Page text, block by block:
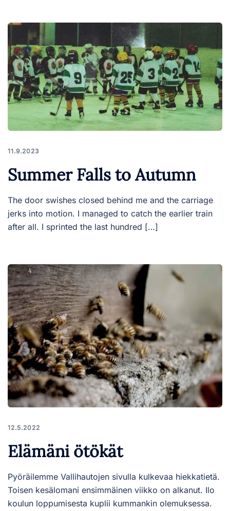
11.9.2023
Summer Falls to Autumn
The door swishes closed behind me and the carriage
jerks into motion. I managed to catch the earlier train
after all. I sprinted the last hundred […]
12.5.2022
Elämäni ötökät
Pyöräilemme Vallihautojen sivulla kulkevaa hiekkatietä.
Toisen kesälomani ensimmäinen viikko on alkanut. Ilo
koulun loppumisesta kuplii kummankin olemuksessa.